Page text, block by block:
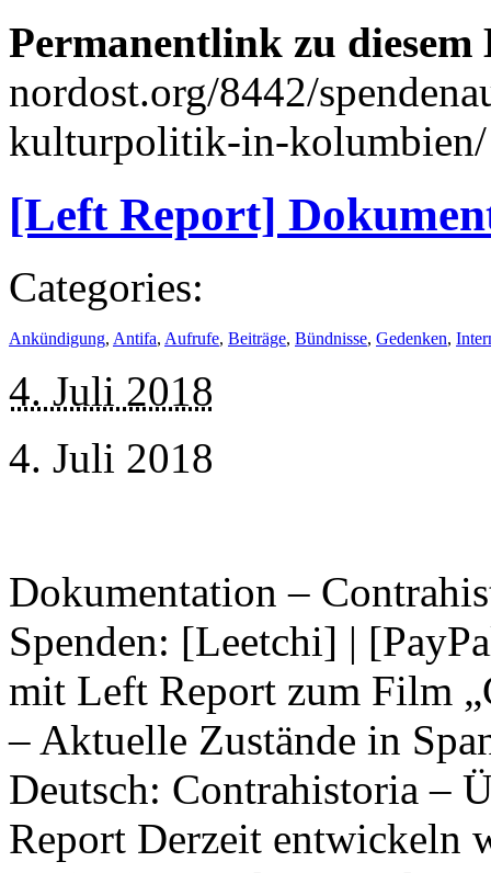
Permanentlink zu
nordost.org/8442/
kulturpolitik-in-kolumbien/
[Left Report]
Categories:
Ankündigung, Antifa, Aufrufe, Beiträge, Bündnisse, Gedenken,
4. Juli 2018
4. Juli 2018
Dokumentation –
Spenden: [Leetchi] |
mit Left Report zum Film
– Aktuelle Zustände in
Deutsch: Contrahistoria –
Report Derzeit entwickeln